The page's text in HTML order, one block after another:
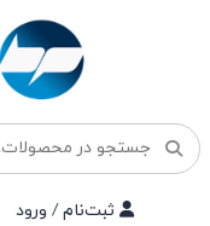
ثبت‌نام / ورود